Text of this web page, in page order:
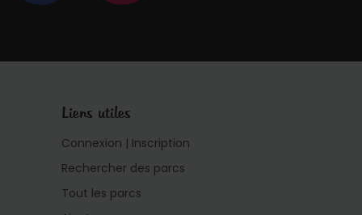
Liens utiles
Connexion | Inscription
Rechercher des parcs
Tout les parcs